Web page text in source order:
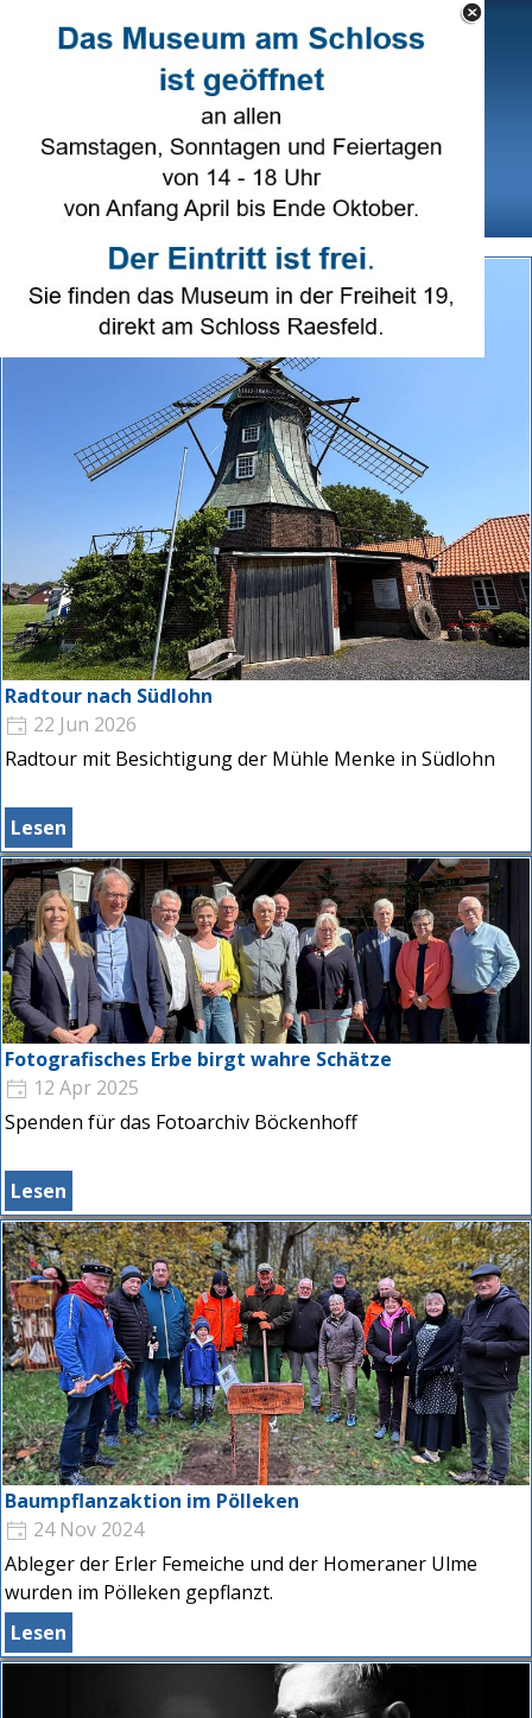
Select Language ▼
Menü überspringen
Radtour nach Südlohn
22 Jun 2026
Radtour mit Besichtigung der Mühle Menke in Südlohn
Lesen
Fotografisches Erbe birgt wahre Schätze
12 Apr 2025
Spenden für das Fotoarchiv Böckenhoff
Lesen
Baumpflanzaktion im Pölleken
24 Nov 2024
Ableger der Erler Femeiche und der Homeraner Ulme
wurden im Pölleken gepflanzt.
Lesen